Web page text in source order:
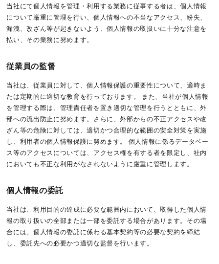
当社にて個人情報を管理・利用する業務に従事する者は、個人情報
について厳重に管理を行い、個人情報への不当なアクセス、紛失、
漏洩、改ざん等が起きないよう、個人情報の取扱いに十分な注意を
払い、その業務に努めます。
従業員の監督
当社は、従業員に対して、個人情報保護の重要性について、適時ま
たは定期的に適切な教育を行っております。 また、当社が個人情報
を管理する際は、管理責任者を置き適切な管理を行うとともに、外
部への流出防止に努めます。さらに、外部からの不正アクセスや改
ざん等の危険に対しては、適切かつ合理的な範囲の安全対策を実施
し、利用者の個人情報保護に努めます。 個人情報に係るデータベー
ス等のアクセスについては、アクセス権を有する者を限定し、社内
においても不正な利用がなされないように厳重に管理します。
個人情報の委託
当社は、利用目的の達成に必要な範囲内において、取得した個人情
報の取り扱いの全部または一部を委託する場合があります。その場
合には、個人情報の委託に係わる基本契約等の必要な契約を締結
し、委託先への必要かつ適切な監督を行います。